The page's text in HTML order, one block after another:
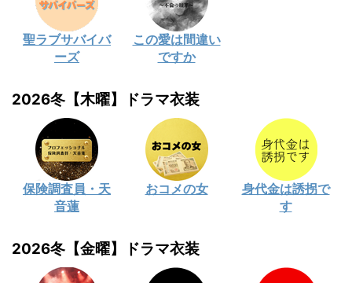
聖ラブサバイバ
ーズ
この愛は間違い
ですか
2026冬【木曜】ドラマ衣装
保険調査員・天
音蓮
おコメの女
身代金は誘拐で
す
2026冬【金曜】ドラマ衣装